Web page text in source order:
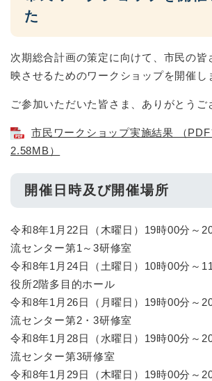
た
次期総合計画の策定に向けて、市民の皆
映させるためのワークショップを開催し
ご参加いただいた皆さま、ありがとうご
市民ワークショップ実施結果 （PDF
2.58MB）
開催日時及び開催場所
令和8年1月22日（木曜日）19時00分～
流センター第1～3研修室
令和8年1月24日（土曜日）10時00分～
役所2階多目的ホール
令和8年1月26日（月曜日）19時00分～
流センター第2・3研修室
令和8年1月28日（水曜日）19時00分～
流センター第3研修室
令和8年1月29日（木曜日）19時00分～